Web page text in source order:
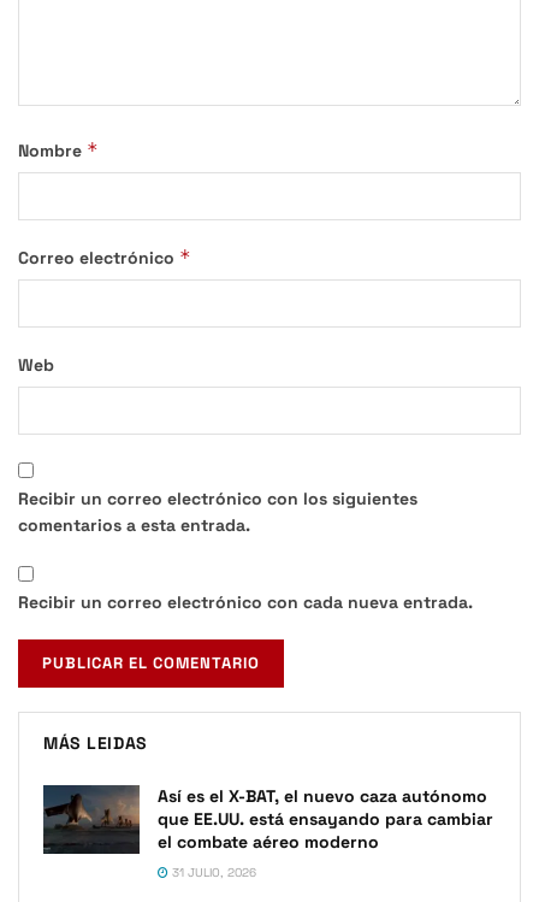
Nombre *
Correo electrónico *
Web
Recibir un correo electrónico con los siguientes
comentarios a esta entrada.
Recibir un correo electrónico con cada nueva entrada.
MÁS LEIDAS
Así es el X-BAT, el nuevo caza autónomo
que EE.UU. está ensayando para cambiar
el combate aéreo moderno
31 JULIO, 2026